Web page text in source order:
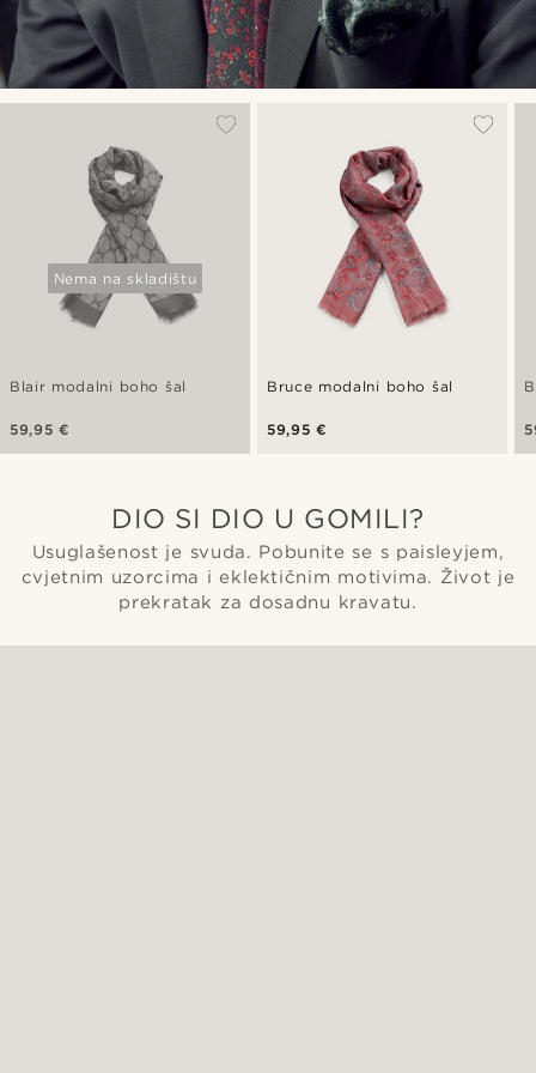
Nema na skladištu
Blair modalni boho šal
59,95 €
Bruce modalni boho šal
59,95 €
DIO SI DIO U GOMILI?
Usuglašenost je svuda. Pobunite se s paisleyjem,
cvjetnim uzorcima i eklektičnim motivima. Život je
prekratak za dosadnu kravatu.